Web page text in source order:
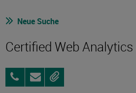
Neue Suche
Certified Web
03838
258998-
AnfragenMerken